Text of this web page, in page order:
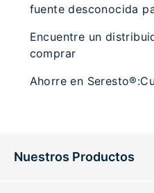
fuente desconocida
Encuentre un
comprar
Ahorre en
Nuestros Productos